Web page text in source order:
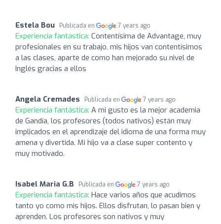
Estela Bou Publicada en 7 years ago
Experiencia fantástica: Contentísima de Advantage, muy
profesionales en su trabajo, mis hijos van contentísimos
a las clases, aparte de como han mejorado su nivel de
Inglés gracias a ellos
Angela Cremades Publicada en 7 years ago
Experiencia fantástica: A mi gusto es la mejor academia
de Gandía, los profesores (todos nativos) están muy
implicados en el aprendizaje del idioma de una forma muy
amena y divertida. Mi hijo va a clase super contento y
muy motivado.
Isabel Maria G.B Publicada en 7 years ago
Experiencia fantástica: Hace varios años que acudimos
tanto yo como mis hijos. Ellos disfrutan, lo pasan bien y
aprenden. Los profesores son nativos y muy